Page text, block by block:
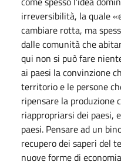
irreversibilità, la quale
cambiare rotta, ma
dalle comunità che
qui non si può fare
ai paesi la convinzione
territorio e le persone
ripensare la
riappropriarsi dei paesi,
paesi. Pensare ad un
recupero dei saperi del
nuove forme di